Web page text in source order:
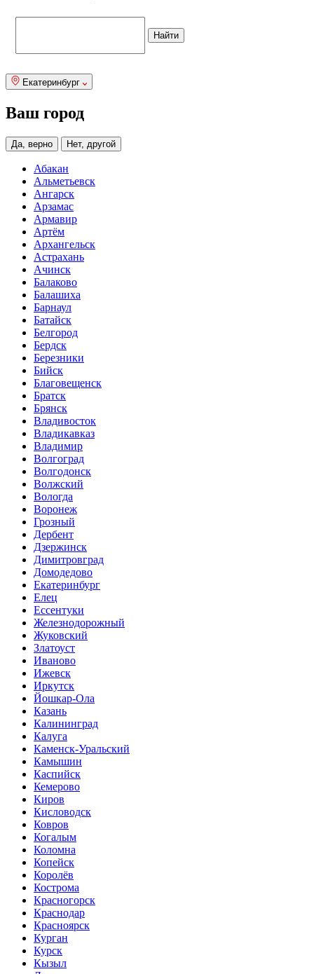
Екатеринбург
Ваш город
Да, верно Нет, другой
Абакан
Альметьевск
Ангарск
Арзамас
Армавир
Артём
Архангельск
Астрахань
Ачинск
Балаково
Балашиха
Барнаул
Батайск
Белгород
Бердск
Березники
Бийск
Благовещенск
Братск
Брянск
Владивосток
Владикавказ
Владимир
Волгоград
Волгодонск
Волжский
Вологда
Воронеж
Грозный
Дербент
Дзержинск
Димитровград
Домодедово
Екатеринбург
Елец
Ессентуки
Железнодорожный
Жуковский
Златоуст
Иваново
Ижевск
Иркутск
Йошкар-Ола
Казань
Калининград
Калуга
Каменск-Уральский
Камышин
Каспийск
Кемерово
Киров
Кисловодск
Ковров
Когалым
Коломна
Копейск
Королёв
Кострома
Красногорск
Краснодар
Красноярск
Курган
Курск
Кызыл